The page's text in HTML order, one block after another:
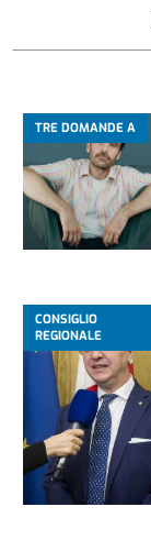
TRE DOMANDE A
CONSIGLIO
REGIONALE